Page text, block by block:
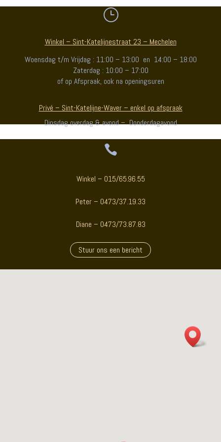
}
Winkel – Sint-Katelijnestraat 23 – Mechelen
Woensdag t/m Vrijdag : 11:00 – 13:00 en 14:00 – 18:00
Zaterdag : 10:00 – 17:00
of op Afspraak, ook na openingsuren
Privé – Sint-Katelijne-Waver – enkel op afspraak
Dinsdag overdag & avond – Donderdagavond

Winkel – 015/65.96.55
Peter – 0473/37.19.33
Diane – 0473/73.87.83
Stuur ons een bericht